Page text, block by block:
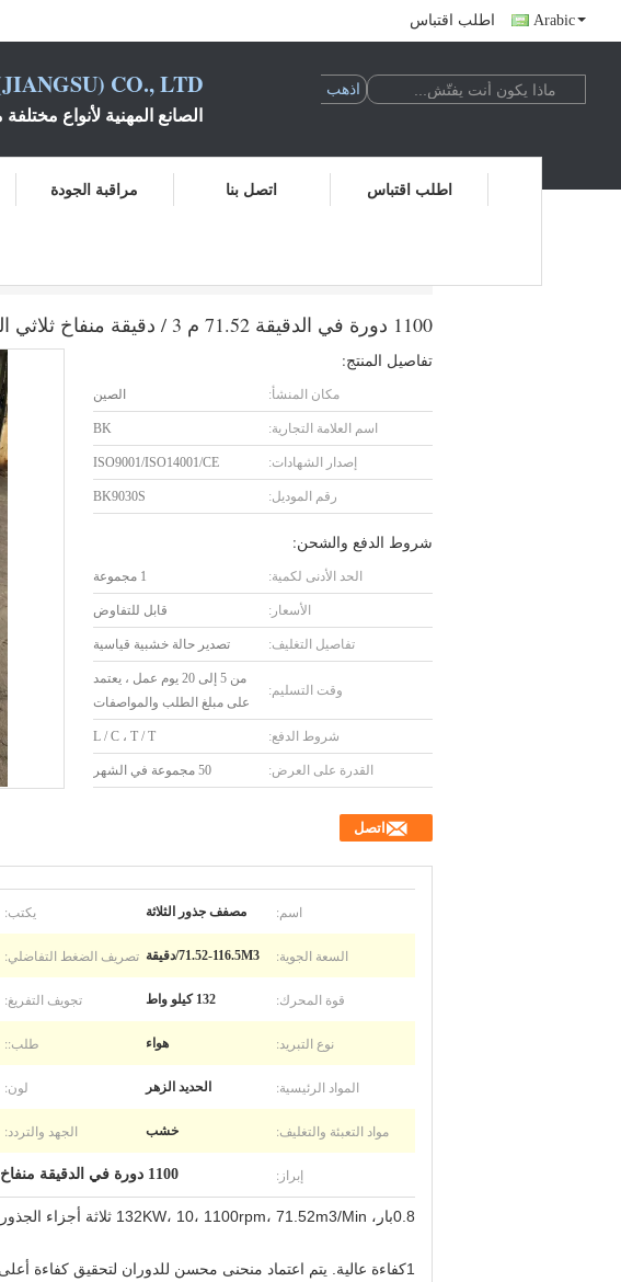
اطلب اقتباس Arabic
CO., LTD.
الصانع المهنية لأنواع
مراقبة الجودة اتصل بنا اطلب اقتباس
1100 دورة في الدقيقة 71.52 م 3 / دقيقة منفاخ ثلاثي الفصوص لتهوية الغسيل العكسي
تفاصيل المنتج:
مكان المنشأ: الصين
اسم العلامة التجارية: BK
إصدار الشهادات: ISO9001/ISO14001/CE
رقم الموديل: BK9030S
شروط الدفع والشحن:
الحد الأدنى لكمية: 1 مجموعة
الأسعار: قابل للتفاوض
تفاصيل التغليف: تصدير حالة خشبية قياسية
وقت التسليم:
من 5 إلى 20 يوم عمل ، يعتمد
على مبلغ الطلب والمواصفات
شروط الدفع: L / C ، T / T
القدرة على العرض: 50 مجموعة في الشهر
اتصل
اسم: مصفف جذور الثلاثة يكتب:
السعة الجوية: 71.52-116.5M3/دقيقة تصريف الضغط التفاضلي:
قوة المحرك: 132 كيلو واط تجويف التفريغ:
نوع التبريد: هواء طلب::
المواد الرئيسية: الحديد الزهر لون:
مواد التعبئة والتغليف: خشب الجهد والتردد:
إبراز: 1100 دورة في الدقيقة منفاخ ثلاثي الفصوص
0.8بار، 132KW، 10، 1100rpm، 71.52m3/Min ثلاثة أجزاء الجذور المنفخة لتهوية غسل الخلفي
1كفاءة عالية. يتم اعتماد منحنى محسن للدوران لتحقيق كفاءة أعلى بكثير.